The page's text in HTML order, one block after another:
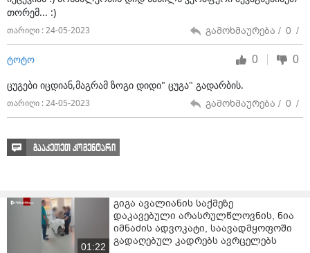
თორემ... :)
თარიღი : 24-05-2023 გამოხმაურება / 0 /
ტოტო 0 0
ცუგები იცდიან,მაგრამ ზოგი დიდი" ცუგა" გადარბის.
თარიღი : 24-05-2023 გამოხმაურება / 0 /
გააკეთეთ კომენტარი
01:22
გიგა ავალიანის საქმეზე
დაკავებული არასრულწლოვნის, ნია
იმნაძის ადვოკატი, საავადმყოფოში
გადაღებულ კადრებს ავრცელებს